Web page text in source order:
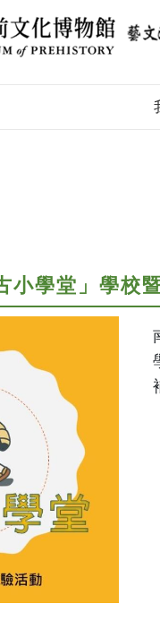
小學堂」學校